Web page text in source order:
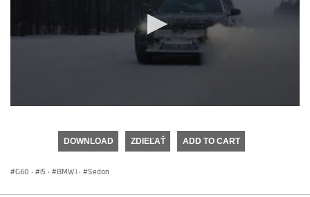
DOWNLOAD ZDIEĽAŤ ADD TO CART
G60 · i5 · BMW i · Sedan